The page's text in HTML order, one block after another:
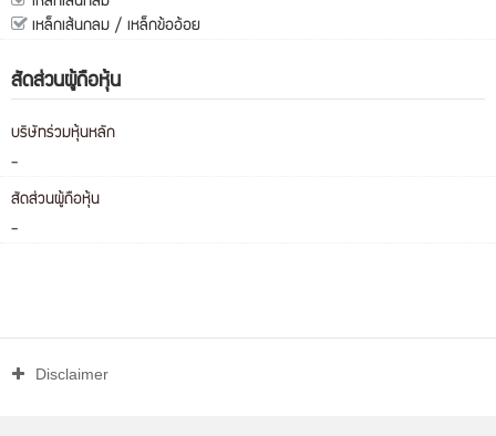
เหล็กเส้นกลม / เหล็กข้ออ้อย
สัดส่วนผู้ถือหุ้น
บริษัทร่วมหุ้นหลัก
-
สัดส่วนผู้ถือหุ้น
-
Disclaimer